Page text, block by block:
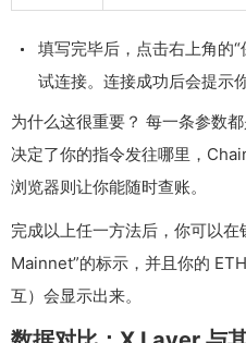
填写完毕后，点击右上角的
试连接。连接成功后会提示
为什么这很重要？ 每一条参数
决定了你的指令发往哪里，
浏览器则让你能随时查账。
完成以上任一方法后，你可以
Mainnet”的标示，并且你的
互）会显示出来。